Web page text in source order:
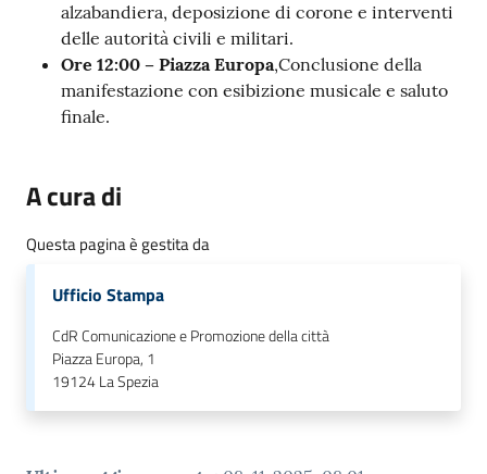
N
P
R
Tutti
argomenti...
alzabandiera, deposizione di corone e interventi
delle autorità civili e militari.
Ore 12:00 – Piazza Europa,Conclusione della
manifestazione con esibizione musicale e saluto
finale.
A cura di
Questa pagina è gestita da
Ufficio Stampa
CdR Comunicazione e Promozione della città
Piazza Europa, 1
19124La Spezia